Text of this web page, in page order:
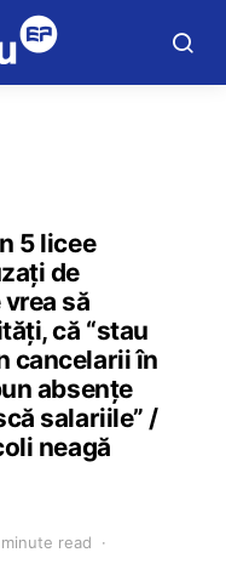
5 licee
de
să
că “stau
cancelarii în
absențe
salariile” /
neagă
minute read